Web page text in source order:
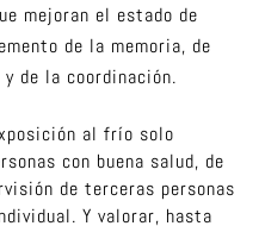
mejoran el estado de
de la memoria, de
de la coordinación.
al frío solo
con buena salud, de
de terceras personas
Y valorar, hasta